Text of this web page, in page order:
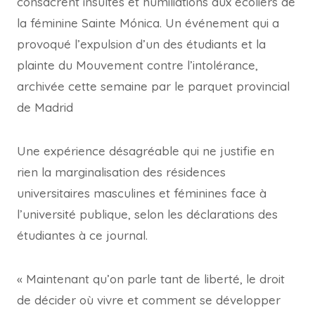
la féminine Sainte Mónica. Un événement qui a
provoqué l’expulsion d’un des étudiants et la
plainte du Mouvement contre l’intolérance,
archivée cette semaine par le parquet provincial
de Madrid
Une expérience désagréable qui ne justifie en
rien la marginalisation des résidences
universitaires masculines et féminines face à
l’université publique, selon les déclarations des
étudiantes à ce journal.
« Maintenant qu’on parle tant de liberté, le droit
de décider où vivre et comment se développer